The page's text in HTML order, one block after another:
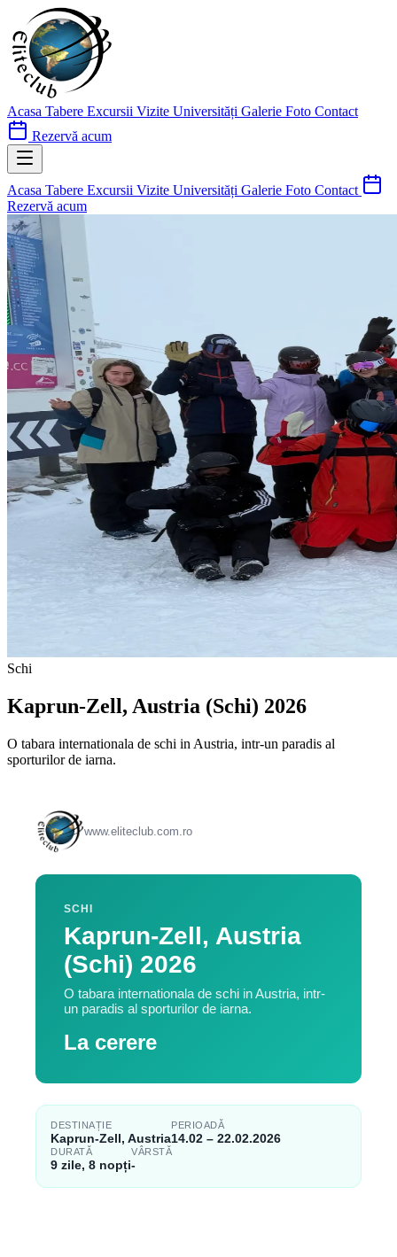
Acasa Tabere Excursii Vizite Universități Galerie Foto Contact
Rezervă acum
Acasa Tabere Excursii Vizite Universități Galerie Foto Contact
Rezervă acum
Schi
Kaprun-Zell, Austria (Schi) 2026
O tabara internationala de schi in Austria, intr-un paradis al
sporturilor de iarna.
www.eliteclub.com.ro
SCHI
Kaprun-Zell, Austria
(Schi) 2026
O tabara internationala de schi in Austria, intr-
un paradis al sporturilor de iarna.
La cerere
DESTINAȚIE
Kaprun-Zell, Austria
PERIOADĂ
14.02 – 22.02.2026
DURATĂ
9 zile, 8 nopți
VÂRSTĂ
-